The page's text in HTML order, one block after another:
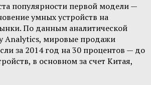
популярности первой модели —
умных устройств на
По данным аналитической
Analytics, мировые продажи
за 2014 год на 30 процентов — до
в основном за счет Китая,